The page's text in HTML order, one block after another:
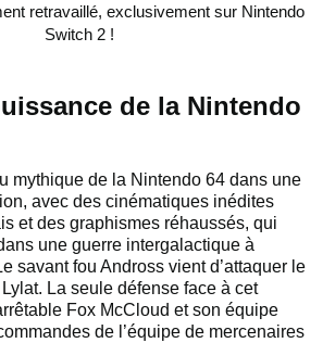
retravaillé, exclusivement sur Nintendo
Switch 2 !
de la Nintendo
mythique de la Nintendo 64 dans une
avec des cinématiques inédites
et des graphismes réhaussés, qui
une guerre intergalactique à
savant fou Andross vient d’attaquer le
La seule défense face à cet
Fox McCloud et son équipe
de l’équipe de mercenaires